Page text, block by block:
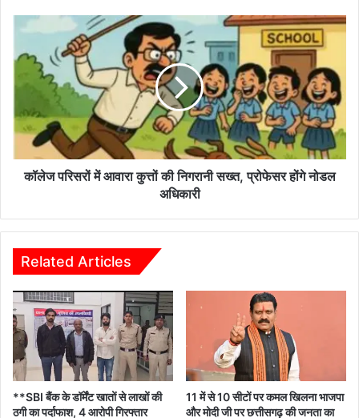
कॉलेज
में
निगरानी
सख्त,
प्रोफेसर
होंगेकॉलेज परिसरों में आवारा कुत्तों की निगरानी सख्त, प्रोफेसर होंगे नोडल
अधिकारी
Related Articles
**SBI बैंक के डॉर्मेंट खातों से लाखों की
ठगी का पर्दाफाश, 4 आरोपी गिरफ्तार
11 में से 10 सीटों पर कमल खिलना भाजपा
और मोदी जी पर छत्तीसगढ़ की जनता का